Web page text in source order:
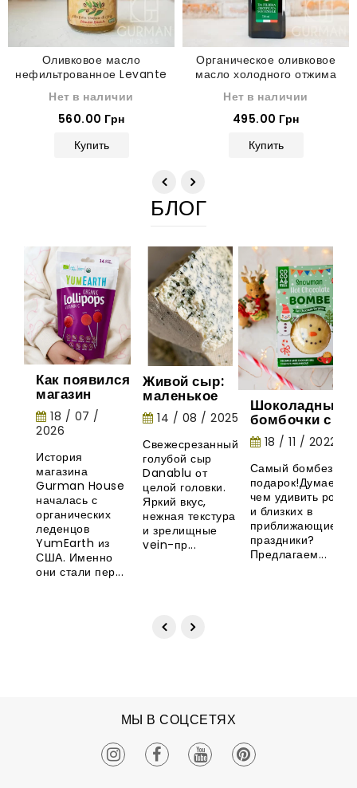
Оливковое масло
нефильтрованное Levante
Нет в наличии
560.00 Грн
Купить
Органическое оливковое
масло холодного отжима
Нет в наличии
495.00 Грн
Купить
БЛОГ
Как появился
магазин
Gurman
House:
история
органических
леденцов
YumEarth
18 / 07 /
2026
История
магазина
Gurman House
началась с
органических
леденцов
YumEarth из
США. Именно
они стали пер...
Живой сыр:
маленькое
шоу природы
14 / 08 / 2025
Свежесрезанный
голубой сыр
Danablu от
целой головки.
Яркий вкус,
нежная текстура
и зрелищные
vein-пр...
Шоколадные
бомбочки с
маршмеллоу -
необычная
новинка из
18 / 11 / 2022
Самый бомбезный
подарок!Думаете,
чем удивить
и близких в
приближающиеся
праздники?
Предлагаем...
МЫ В СОЦСЕТЯХ